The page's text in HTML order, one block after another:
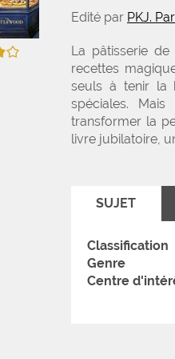
Edité par PKJ.
La pâtisserie
recettes
seuls à tenir la
spéciales.
transformer la
livre jubilatoire,
SUJET
Classification
Genre
Centre